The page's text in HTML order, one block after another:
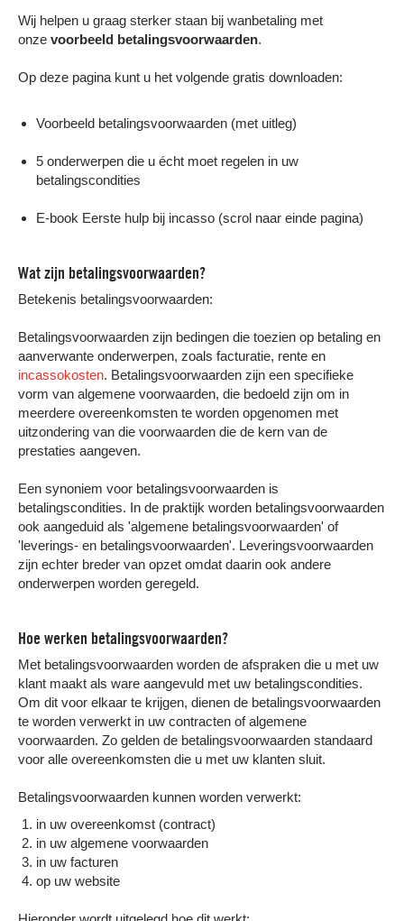
Wij helpen u graag sterker staan bij wanbetaling met
onze voorbeeld betalingsvoorwaarden.
Op deze pagina kunt u het volgende gratis downloaden:
Voorbeeld betalingsvoorwaarden (met uitleg)
5 onderwerpen die u écht moet regelen in uw
betalingscondities
E-book Eerste hulp bij incasso (scrol naar einde pagina)
Wat zijn betalingsvoorwaarden?
Betekenis betalingsvoorwaarden:
Betalingsvoorwaarden zijn bedingen die toezien op betaling en
aanverwante onderwerpen, zoals facturatie, rente en
incassokosten. Betalingsvoorwaarden zijn een specifieke
vorm van algemene voorwaarden, die bedoeld zijn om in
meerdere overeenkomsten te worden opgenomen met
uitzondering van die voorwaarden die de kern van de
prestaties aangeven.
Een synoniem voor betalingsvoorwaarden is
betalingscondities. In de praktijk worden betalingsvoorwaarden
ook aangeduid als 'algemene betalingsvoorwaarden' of
'leverings- en betalingsvoorwaarden'. Leveringsvoorwaarden
zijn echter breder van opzet omdat daarin ook andere
onderwerpen worden geregeld.
Hoe werken betalingsvoorwaarden?
Met betalingsvoorwaarden worden de afspraken die u met uw
klant maakt als ware aangevuld met uw betalingscondities.
Om dit voor elkaar te krijgen, dienen de betalingsvoorwaarden
te worden verwerkt in uw contracten of algemene
voorwaarden. Zo gelden de betalingsvoorwaarden standaard
voor alle overeenkomsten die u met uw klanten sluit.
Betalingsvoorwaarden kunnen worden verwerkt:
in uw overeenkomst (contract)
in uw algemene voorwaarden
in uw facturen
op uw website